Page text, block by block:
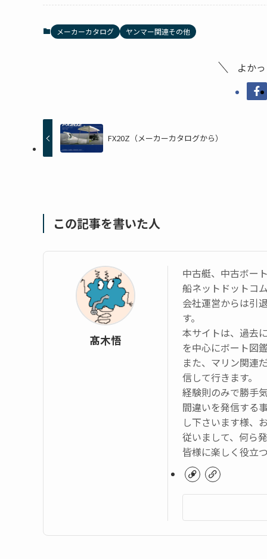
メーカーカタログ ヤンマー関連その他
よか
FX20Z（メーカーカタログから）
この記事を書いた人
髙木悟
中古艇、中古ボー
船ネットドットコ
会社運営からは引
す。
本サイトは、過去
を中心にボート図
また、マリン関連
信して行きます。
経験則のみで勝手
間違いを発信する
し下さいます様、
従いまして、何ら
皆様に楽しく役立